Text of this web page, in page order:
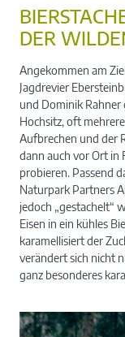
Pirschgang
DER
Angekommen am
Jagdrevier
und Dominik Rahner
Hochsitz, oft
Aufbrechen und der
dann auch vor Ort in
probieren. Passend
Naturpark Partners
jedoch „gestachelt“
Eisen in ein kühles
karamellisiert der
verändert sich nicht
ganz besonderes